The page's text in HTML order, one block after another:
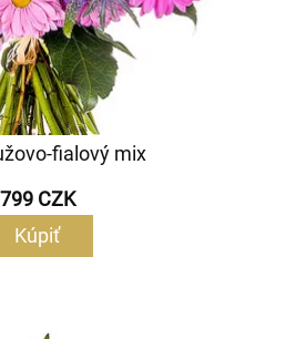
fialový mix
799 CZK
Kúpiť